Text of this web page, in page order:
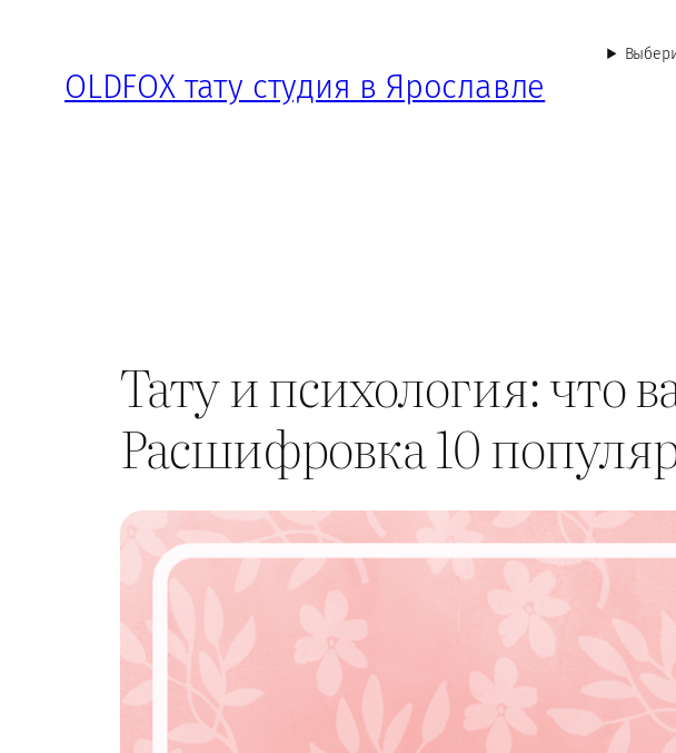
содержимому
OLDFOX тату студия в Ярославле
Тату и психология: что
Расшифровка 10